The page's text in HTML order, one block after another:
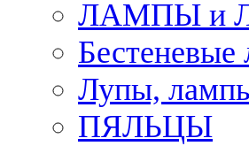
ЛАМПЫ и
Лупы,
ПЯЛЬЦЫ